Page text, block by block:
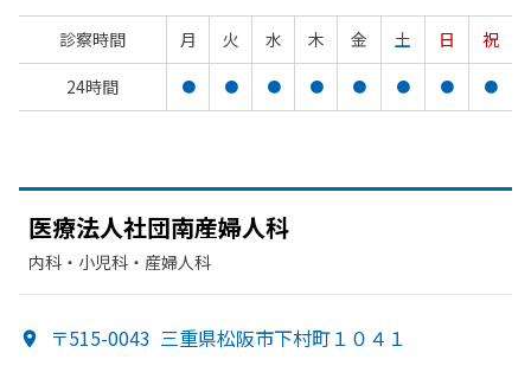
診察時間 月 火 水 木 金 土 日
祝
24時間
● ● ● ● ● ● ● ●
医療法人社団南産婦人科
内科・​小児科・​産婦人科
〒515-0043 三重県松阪市下村町１０４１